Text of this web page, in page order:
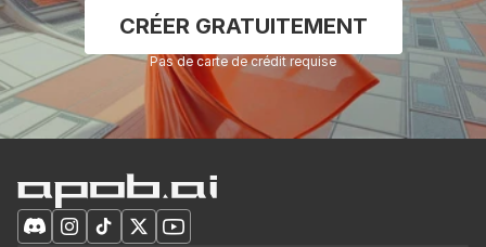
CRÉER GRATUITEMENT
Pas de carte de crédit requise